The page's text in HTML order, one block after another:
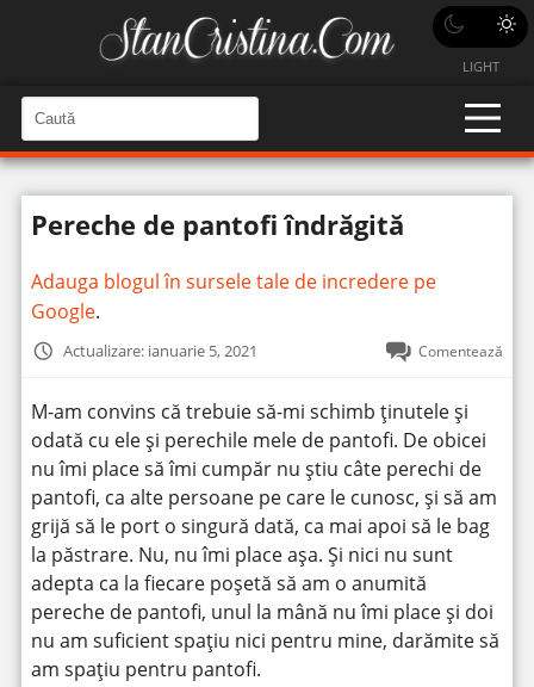
LIGHT
a
u
t
n
C
a
u
î
n
t
Pereche de pantofi îndrăgită
Adauga blogul în sursele tale de incredere pe
Google.
Actualizare: ianuarie 5, 2021 Comentează
M-am convins că trebuie să-mi schimb ținutele și
odată cu ele și perechile mele de pantofi. De obicei
nu îmi place să îmi cumpăr nu știu câte perechi de
pantofi, ca alte persoane pe care le cunosc, și să am
grijă să le port o singură dată, ca mai apoi să le bag
la păstrare. Nu, nu îmi place așa. Și nici nu sunt
adepta ca la fiecare poșetă să am o anumită
pereche de pantofi, unul la mână nu îmi place și doi
nu am suficient spațiu nici pentru mine, darămite să
am spațiu pentru pantofi.